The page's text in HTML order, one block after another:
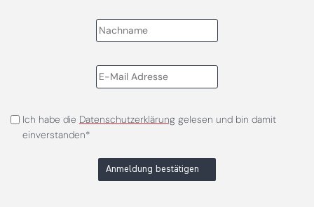
Ich habe die Datenschutzerklärunggelesen und bin damit
einverstanden*
Anmeldung bestätigen